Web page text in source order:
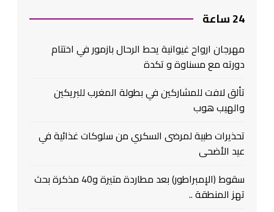
24 ساعة
مهرجان ارواح غيوانية يحط الرحال بازمور في اختتام
دورته مع مسناوة و تكدة
تألق لافت للمشاركين في بطولة المغرب للبريكين
والهيب هوب
تحذيرات طبية لمرضى السكري من سلوكات غذائية في
عيد الأضحى
سقوط (الإمبراطور) بعد مطاردة متيرة و40 مذكرة بحث
تهز المنطقة ..